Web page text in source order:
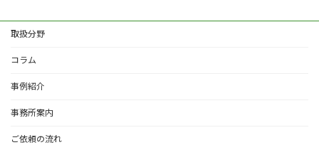
取扱分野
コラム
事例紹介
事務所案内
ご依頼の流れ